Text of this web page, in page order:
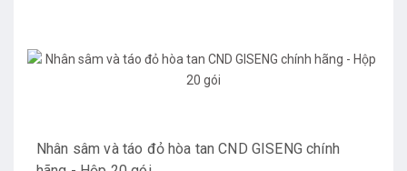
Nhân sâm và táo đỏ hòa tan CND GISENG chính